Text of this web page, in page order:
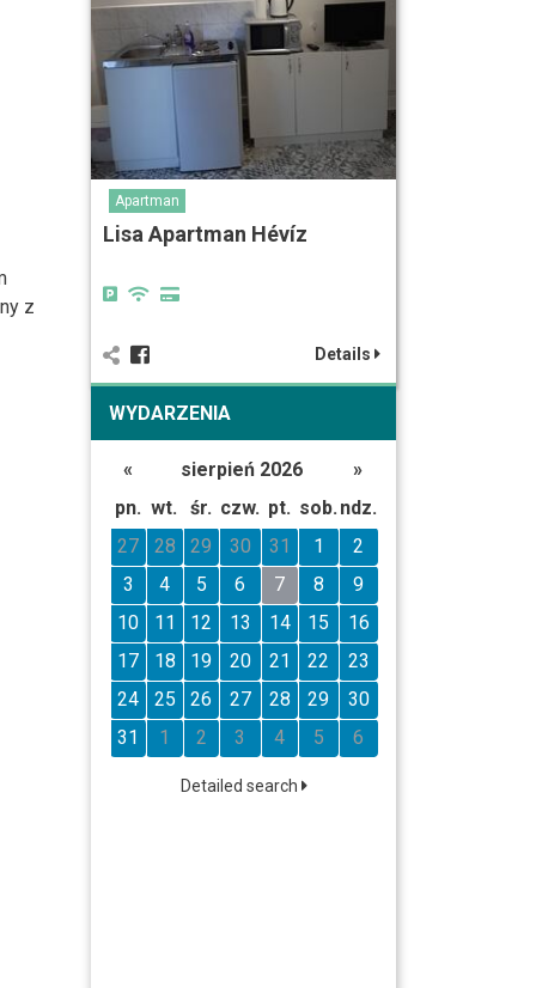
z
Apartman
Lisa Apartman Hévíz
Details
WYDARZENIA
« sierpień 2026
»
pn. wt. śr. czw. pt. sob. ndz.
27
28 29 30 31 1
2
3
4 5 6 7 8
9
10
11 12 13 14 15
16
17
18 19 20 21 22
23
24
25 26 27 28 29
30
31
1 2 3 4 5 6
Detailed search